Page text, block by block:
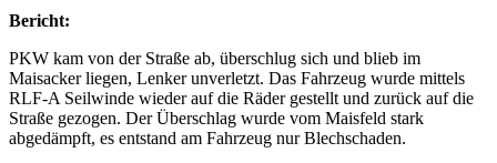
Bericht:
PKW kam von der Straße ab, überschlug sich und blieb im
Maisacker liegen, Lenker unverletzt. Das Fahrzeug wurde mittels
RLF-A Seilwinde wieder auf die Räder gestellt und zurück auf die
Straße gezogen. Der Überschlag wurde vom Maisfeld stark
abgedämpft, es entstand am Fahrzeug nur Blechschaden.